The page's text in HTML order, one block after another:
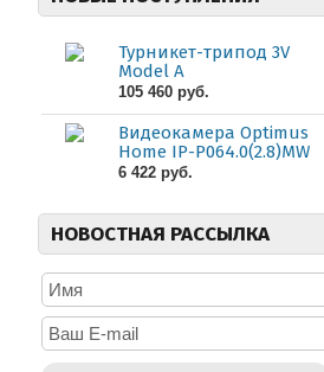
Турникет-трипод 3V
Model A
105 460 руб.
Видеокамера Optimus
Home IP-P064.0(2.8)MW
6 422 руб.
НОВОСТНАЯ РАССЫЛКА